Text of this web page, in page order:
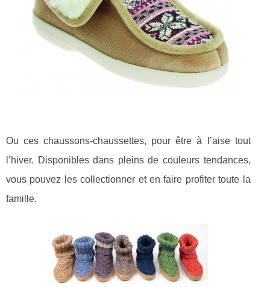
Ou ces chaussons-chaussettes, pour être à l’aise tout
l’hiver. Disponibles dans pleins de couleurs tendances,
vous pouvez les collectionner et en faire profiter toute la
famille.